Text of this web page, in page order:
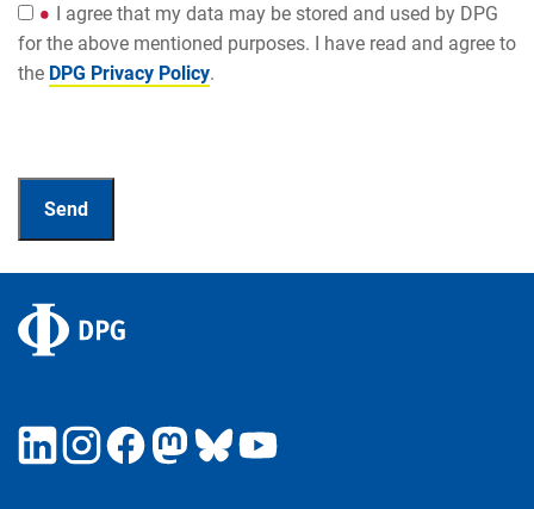
I agree that my data may be stored and used by DPG
for the above mentioned purposes. I have read and agree to
the DPG Privacy Policy.